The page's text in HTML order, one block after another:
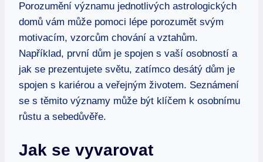
Porozumění ⁢významu jednotlivých ‌astrologických
domů vám může pomoci⁣ lépe porozumět svým
motivacím, vzorcům chování a vztahům.⁤
Například,⁤ první dům ⁣je ⁢spojen s vaší osobností ‌a
jak ‍se ⁢prezentujete světu, zatímco desátý dům je
spojen s kariérou a veřejným‍ životem. Seznámení
se s těmito významy může ‌být klíčem k osobnímu
růstu ‌a sebedůvěře.
Jak se vyvarovat